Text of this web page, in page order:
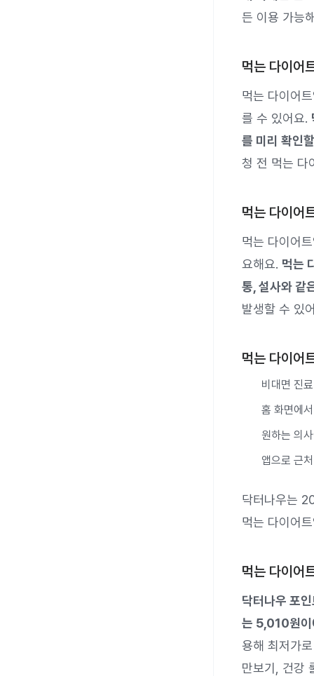
든 이용 가능
먹는 다이어
먹는 다이어
를 수 있어요.
를 미리 확인
청 전 먹는 다
먹는 다이어
먹는 다이어
요해요. 먹는
통, 설사와 같
발생할 수 있
먹는 다이어
비대면 진
홈 화면에
원하는 의
앱으로 근
닥터나우는
먹는 다이어
먹는 다이어
닥터나우 포
는 5,010원이
용해 최저가
만보기, 건강